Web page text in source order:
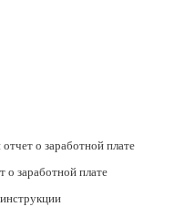
о заработной плате
о заработной плате